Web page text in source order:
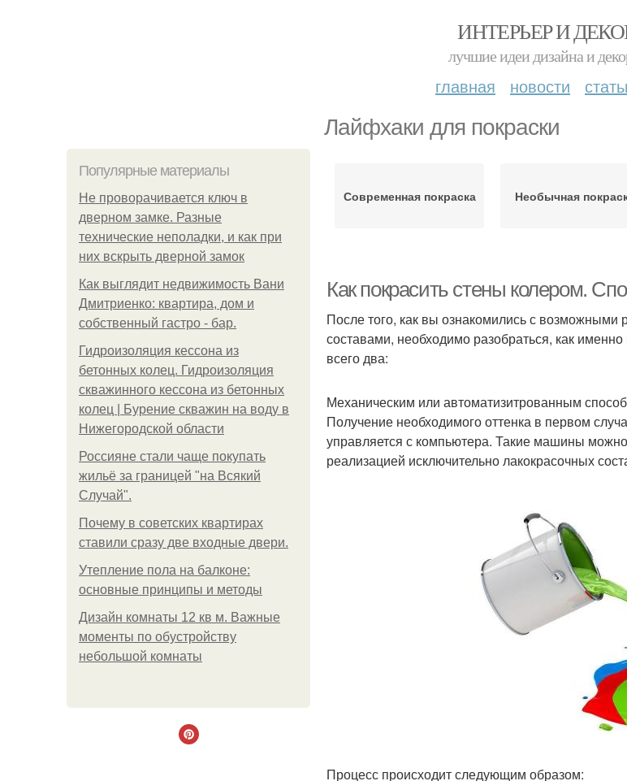
ИНТЕРЬЕР И
лучшие идеи дизайна и
главная новости
Лайфхаки для покраски
Популярные материалы
Не проворачивается ключ в
дверном замке. Разные
технические неполадки, и как при
них вскрыть дверной замок
Как выглядит недвижимость Вани
Дмитриенко: квартира, дом и
собственный гастро - бар.
Гидроизоляция кессона из
бетонных колец. Гидроизоляция
скважинного кессона из бетонных
колец | Бурение скважин на воду в
Нижегородской области
Россияне стали чаще покупать
жильё за границей "на Всякий
Случай".
Почему в советских квартирах
ставили сразу две входные двери.
Утепление пола на балконе:
основные принципы и методы
Дизайн комнаты 12 кв м. Важные
моменты по обустройству
небольшой комнаты
Современная покраска Необычная
Как покрасить стены колером.
После того, как вы ознакомились с возможными
составами, необходимо разобраться, как
всего два:
Механическим или автоматизитрованным
Получение необходимого оттенка в первом
управляется с компьютера. Такие машины
реализацией исключительно лакокрасочных
Процесс происходит следующим образом: